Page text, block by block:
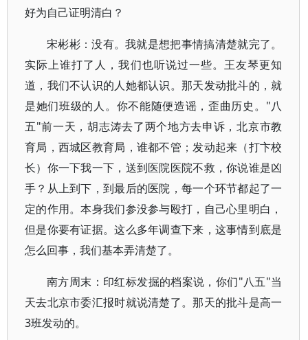
好为自己证明清白？
宋彬彬：没有。我就是想把事情搞清楚就完了。
实际上谁打了人，我们也听说过一些。王友琴更知
道，我们不认识的人她都认识。那天发动批斗的，就
是她们班级的人。你不能随便造谣，歪曲历史。"八
五"前一天，胡志涛去了两个地方去申诉，北京市教
育局，西城区教育局，谁都不管；发动起来（打卞校
长）你一下我一下，送到医院医院不救，你说谁是凶
手？从上到下，到最后的医院，每一个环节都起了一
定的作用。本身我们参没参与殴打，自己心里明白，
但是你要有证据。这么多年调查下来，这事情到底是
怎么回事，我们基本弄清楚了。
南方周末：印红标发掘的档案说，你们"八五"当
天去北京市委汇报时就说清楚了。那天的批斗是高一
3班发动的。